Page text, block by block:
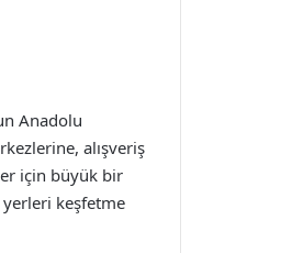
Anadolu
alışveriş
için büyük bir
yerleri keşfetme